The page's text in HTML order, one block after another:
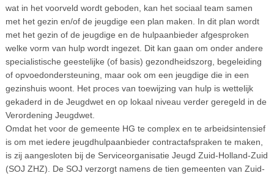
wat in het voorveld wordt geboden, kan het sociaal team samen
met het gezin en/of de jeugdige een plan maken. In dit plan wordt
met het gezin of de jeugdige en de hulpaanbieder afgesproken
welke vorm van hulp wordt ingezet. Dit kan gaan om onder andere
specialistische geestelijke (of basis) gezondheidszorg, begeleiding
of opvoedondersteuning, maar ook om een jeugdige die in een
gezinshuis woont. Het proces van toewijzing van hulp is wettelijk
gekaderd in de Jeugdwet en op lokaal niveau verder geregeld in de
Verordening Jeugdwet.
Omdat het voor de gemeente HG te complex en te arbeidsintensief
is om met iedere jeugdhulpaanbieder contractafspraken te maken,
is zij aangesloten bij de Serviceorganisatie Jeugd Zuid-Holland-Zuid
(SOJ ZHZ). De SOJ verzorgt namens de tien gemeenten van Zuid-